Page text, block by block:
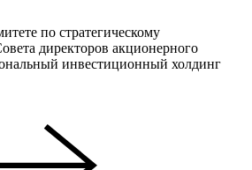
по стратегическому
директоров акционерного
инвестиционный холдинг